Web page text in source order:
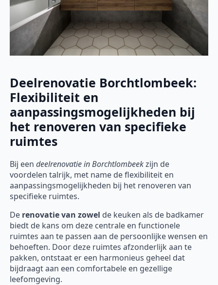
Deelrenovatie Borchtlombeek:
Flexibiliteit en
aanpassingsmogelijkheden bij
het renoveren van specifieke
ruimtes
Bij een deelrenovatiein Borchtlombeekzijn de
voordelen talrijk, met name de flexibiliteit en
aanpassingsmogelijkheden bij het renoveren van
specifieke ruimtes.
De renovatie van zowel de keuken als de badkamer
biedt de kans om deze centrale en functionele
ruimtes aan te passen aan de persoonlijke wensen en
behoeften. Door deze ruimtes afzonderlijk aan te
pakken, ontstaat er een harmonieus geheel dat
bijdraagt aan een comfortabele en gezellige
leefomgeving.